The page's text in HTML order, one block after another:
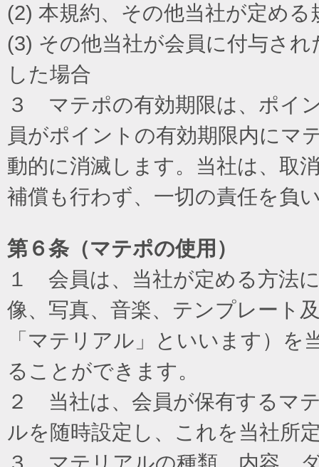
(2) 本規約、その他当社が定め
(3) その他当社が会員に付与さ
した場合
３ マテポの有効期限は、ポイ
員がポイントの有効期限内にマ
動的に消滅します。当社は、取
補償も行わず、一切の責任を負
第６条（マテポの使用）
１ 会員は、当社が定める方法
像、写真、音楽、テンプレート
「マテリアル」といいます）
ることができます。
２ 当社は、会員が保有するマ
ルを随時設定し、これを当社所